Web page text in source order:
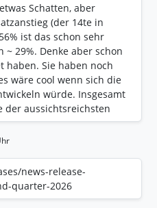
Schatten, aber
(der 14te in
ist das schon sehr
29%. Denke aber schon
haben. Sie haben noch
wäre cool wenn sich die
würde. Insgesamt
der aussichtsreichsten
Die werden mmn
mögliche
Bis dazu sind aber
genießen/ertragen 👍
news-release-
quarter-2026